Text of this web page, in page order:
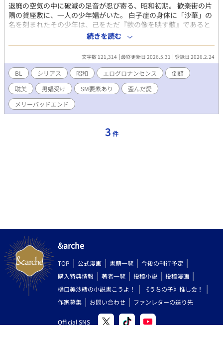
退廃の空気の中に破滅の足音が忍び寄る、昭和初期。 歓楽街の片
隅の貸座敷に、一人の少年娼がいた。 白子症の身体に「沙華」の
名を刻まれたその少年は、己をただ『欲の像を映す骸』であると
信じていた。 ある夜、座敷を訪れた耽美作家・我妻壱師は、 底知
れない虚無を宿したその赤い瞳に魅入られ、沙華を執筆の「素
材」にしようと執着する。 客と娼として始まった逢瀬は、形を変
えながらやがて互いの境界を灼き崩していく。 支配と服従。 観察
と献身。 「演じるな」と命じた男と、「誠実」であり続けようと
する少年は、目隠しと本、そして眼鏡をきっかけに、決して戻れ
ない耽美の地平へと踏み込んでいく。 救うつもりで、見せてしま
った世界。 救われたつもりで、差し出せなかった魂。 これは、ど
ちらか一方だけが堕ちた物語ではない。 互いを照らし、互いを焦
続きを読む
文字数 121,314 最終更新日 2026.5.31 登録日 2026.2.24
BL シリアス 昭和 エログロナンセンス
倒錯
耽美
男娼受け SM要素あり
歪んだ愛
メリーバッドエンド
3 件
&arche
TOP 公式漫画 書籍一覧
今後の刊行予定
購入特典情報
著者一覧 投稿小説
投稿漫画
樋口美沙緒の小説書こうよ！
《うちの子》推し会！
作家募集
お問い合わせ ファンレターの送り先
Official SNS